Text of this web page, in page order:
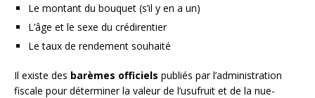
Le montant du bouquet (s’il y en a un)
L’âge et le sexe du crédirentier
Le taux de rendement souhaité
Il existe des barèmes officiels publiés par l’administration
fiscale pour déterminer la valeur de l’usufruit et de la nue-